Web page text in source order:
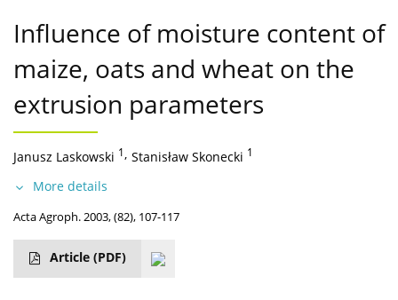
Influence of moisture content of
maize, oats and wheat on the
extrusion parameters
Janusz Laskowski 1, Stanisław Skonecki 1
More details
Acta Agroph. 2003, (82), 107-117
Article (PDF)